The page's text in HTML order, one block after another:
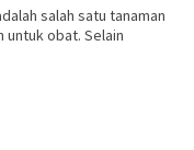
salah satu tanaman
untuk obat. Selain